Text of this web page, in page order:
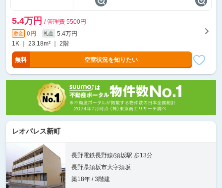
5.4万円 / 管理費 5500円
敷金 0円 礼金
5.4万円
1K ｜ 23.18m² ｜ 2階
無料 空室状況を知りたい
レオパレス新町
長野電鉄長野線/須坂駅 歩13分
長野県須坂市大字須坂
築18年 / 3階建